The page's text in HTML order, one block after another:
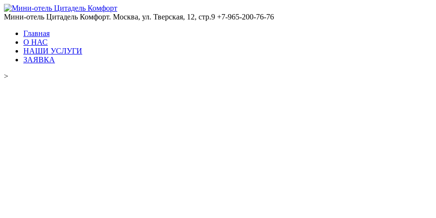
Мини-отель Цитадель Комфорт. Москва, ул. Тверская, 12, стр.9 +7-965-200-76-76
Главная
О НАС
НАШИ УСЛУГИ
ЗАЯВКА
>